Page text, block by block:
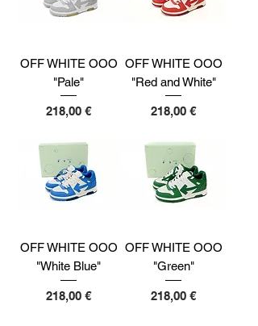
OFF WHITE OOO
"Pale"
Preço
218,00 €
OFF WHITE OOO
"Red and White"
Preço
218,00 €
OFF WHITE OOO
"White Blue"
Preço
218,00 €
OFF WHITE OOO
"Green"
Preço
218,00 €